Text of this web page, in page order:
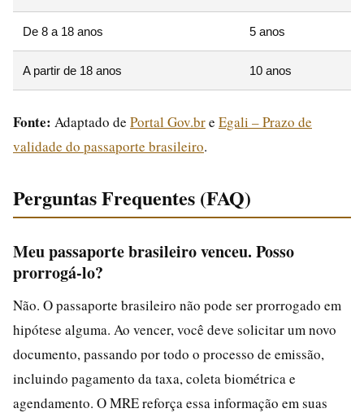
De 8 a 18 anos 5 anos
A partir de 18 anos 10 anos
Fonte: Adaptado de Portal Gov.bre Egali – Prazo de
validade do passaporte brasileiro.
Perguntas Frequentes (FAQ)
Meu passaporte brasileiro venceu. Posso
prorrogá-lo?
Não. O passaporte brasileiro não pode ser prorrogado em
hipótese alguma. Ao vencer, você deve solicitar um novo
documento, passando por todo o processo de emissão,
incluindo pagamento da taxa, coleta biométrica e
agendamento. O MRE reforça essa informação em suas